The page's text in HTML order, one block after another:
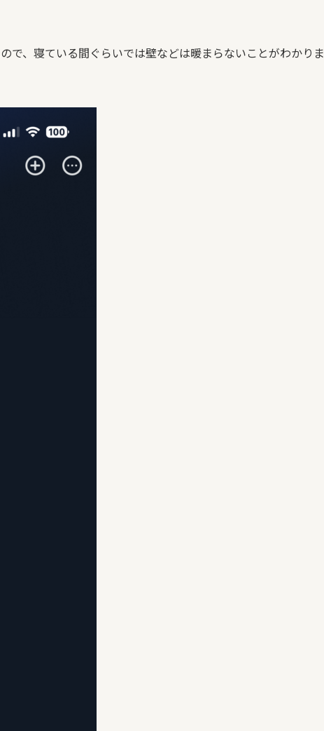
で、寝ている間ぐらいでは壁などは暖まらないことがわかりま